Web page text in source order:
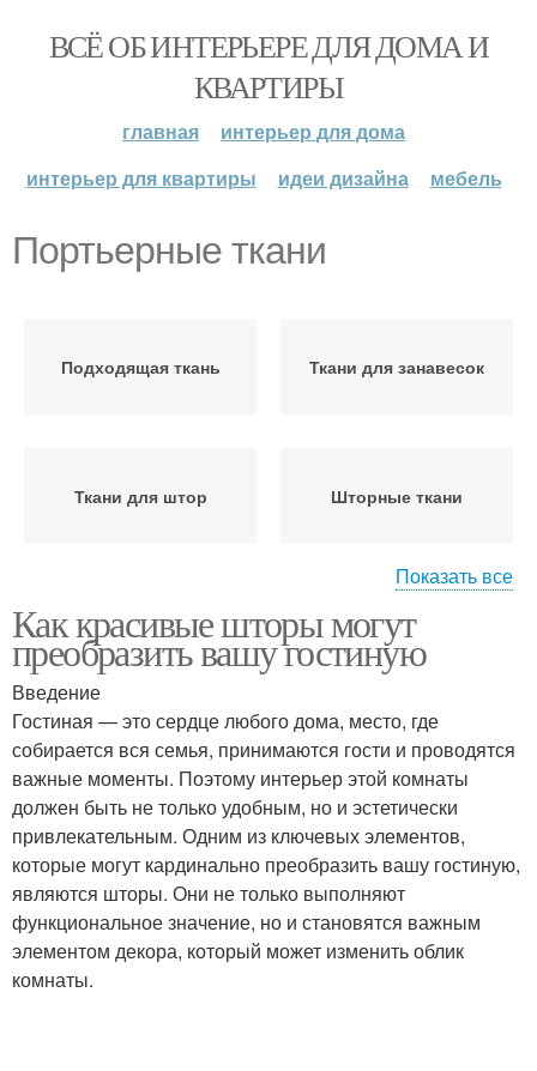
ВСЁ ОБ ИНТЕРЬЕРЕ ДЛЯ ДОМА И
КВАРТИРЫ
главная
интерьер для дома
интерьер для квартиры
идеи дизайна мебель
Портьерные ткани
Подходящая ткань Ткани для занавесок
Ткани для штор Шторные ткани
Современные ткани
Показать все
Как красивые шторы могут
преобразить вашу гостиную
Введение
Гостиная — это сердце любого дома, место, где
собирается вся семья, принимаются гости и проводятся
важные моменты. Поэтому интерьер этой комнаты
должен быть не только удобным, но и эстетически
привлекательным. Одним из ключевых элементов,
которые могут кардинально преобразить вашу гостиную,
являются шторы. Они не только выполняют
функциональное значение, но и становятся важным
элементом декора, который может изменить облик
комнаты.